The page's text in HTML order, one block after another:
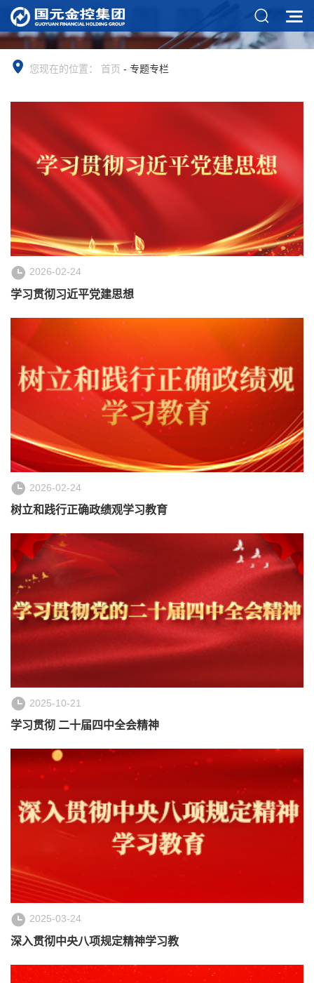
您现在的位置： 首页 - 专题专栏
2026-02-24
学习贯彻习近平党建思想
2026-02-24
树立和践行正确政绩观学习教育
2025-10-21
学习贯彻 二十届四中全会精神
2025-03-24
深入贯彻中央八项规定精神学习教